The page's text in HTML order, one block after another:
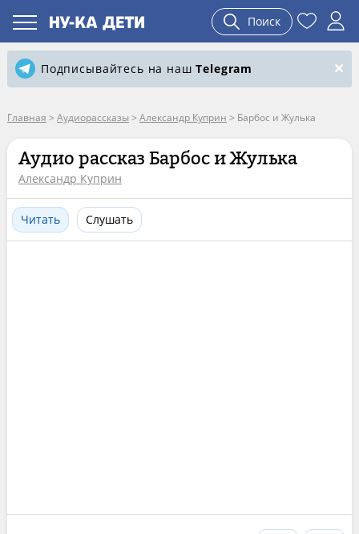
Поиск
Подписывайтесь на нашTelegram
Главная > Аудиорассказы > Александр Куприн > Барбос и Жулька
Аудио рассказ Барбос и Жулька
Александр Куприн
Читать Слушать